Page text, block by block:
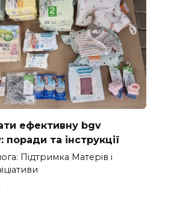
ефективну bgv
поради та інструкції
Підтримка Матерів і